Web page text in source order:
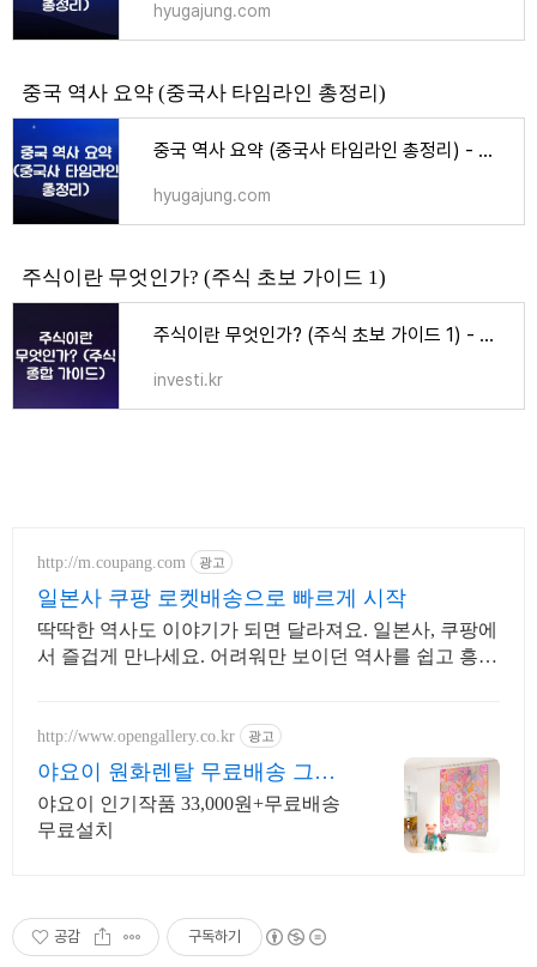
hyugajung.com
중국 역사 요약 (중국사 타임라인 총정리)
중국 역사 요약 (중국사 타임라인 총정리) - 지식
hyugajung.com
주식이란 무엇인가? (주식 초보 가이드 1)
주식이란 무엇인가? (주식 초보 가이드 1) - 주식
investi.kr
http://m.coupang.com 광고
일본사 쿠팡 로켓배송으로 빠르게 시작
딱딱한 역사도 이야기가 되면 달라져요. 일본사, 쿠팡에
서 즐겁게 만나세요. 어려워만 보이던 역사를 쉽고 흥미
http://www.opengallery.co.kr 광고
야요이 원화렌탈 무료배송 그림
렌탈 1위 오픈갤러리
야요이 인기작품 33,000원+무료배송
무료설치
공감 구독하기